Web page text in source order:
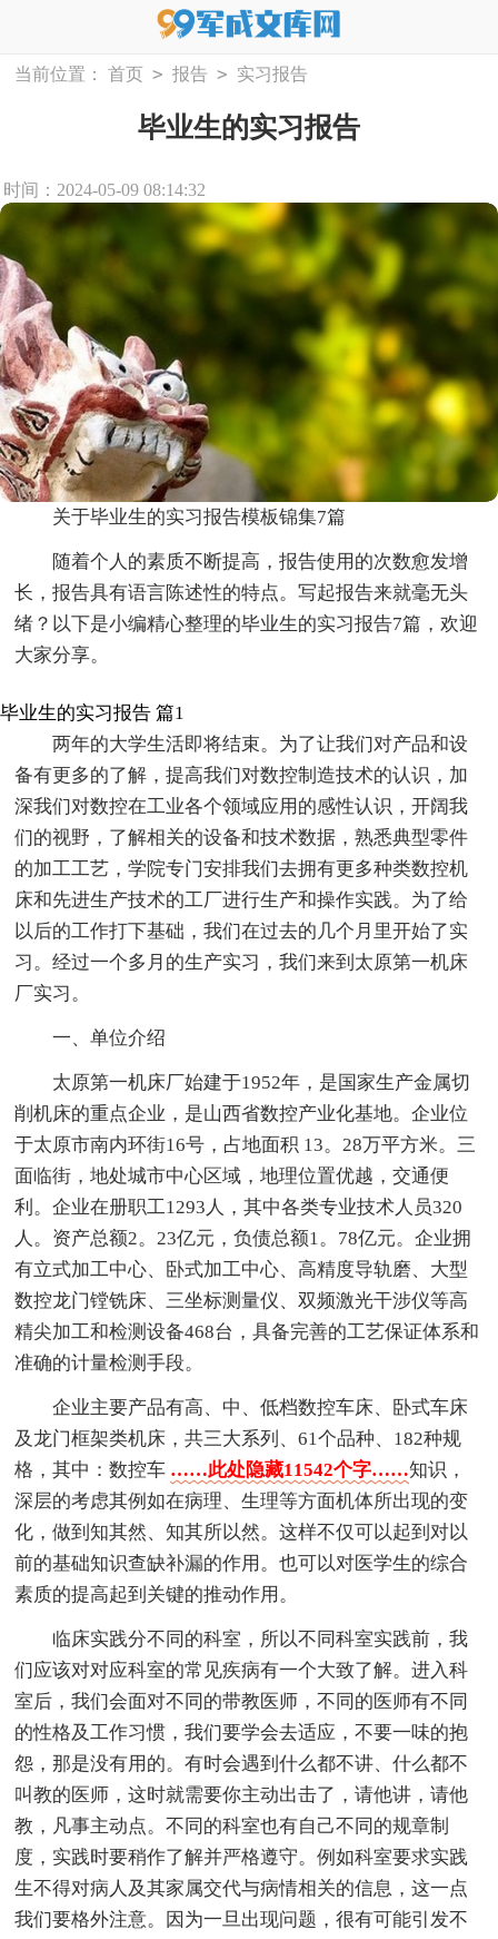
当前位置： 首页 > 报告 > 实习报告
毕业生的实习报告
时间：2024-05-09 08:14:32
关于毕业生的实习报告模板锦集7篇
随着个人的素质不断提高，报告使用的次数愈发增
长，报告具有语言陈述性的特点。写起报告来就毫无头
绪？以下是小编精心整理的毕业生的实习报告7篇，欢迎
大家分享。
毕业生的实习报告 篇1
两年的大学生活即将结束。为了让我们对产品和设
备有更多的了解，提高我们对数控制造技术的认识，加
深我们对数控在工业各个领域应用的感性认识，开阔我
们的视野，了解相关的设备和技术数据，熟悉典型零件
的加工工艺，学院专门安排我们去拥有更多种类数控机
床和先进生产技术的工厂进行生产和操作实践。为了给
以后的工作打下基础，我们在过去的几个月里开始了实
习。经过一个多月的生产实习，我们来到太原第一机床
厂实习。
一、单位介绍
太原第一机床厂始建于1952年，是国家生产金属切
削机床的重点企业，是山西省数控产业化基地。企业位
于太原市南内环街16号，占地面积 13。28万平方米。三
面临街，地处城市中心区域，地理位置优越，交通便
利。企业在册职工1293人，其中各类专业技术人员320
人。资产总额2。23亿元，负债总额1。78亿元。企业拥
有立式加工中心、卧式加工中心、高精度导轨磨、大型
数控龙门镗铣床、三坐标测量仪、双频激光干涉仪等高
精尖加工和检测设备468台，具备完善的工艺保证体系和
准确的计量检测手段。
企业主要产品有高、中、低档数控车床、卧式车床
及龙门框架类机床，共三大系列、61个品种、182种规
格，其中：数控车 ……此处隐藏11542个字……知识，
深层的考虑其例如在病理、生理等方面机体所出现的变
化，做到知其然、知其所以然。这样不仅可以起到对以
前的基础知识查缺补漏的作用。也可以对医学生的综合
素质的提高起到关键的推动作用。
临床实践分不同的科室，所以不同科室实践前，我
们应该对对应科室的常见疾病有一个大致了解。进入科
室后，我们会面对不同的带教医师，不同的医师有不同
的性格及工作习惯，我们要学会去适应，不要一味的抱
怨，那是没有用的。有时会遇到什么都不讲、什么都不
叫教的医师，这时就需要你主动出击了，请他讲，请他
教，凡事主动点。不同的科室也有自己不同的规章制
度，实践时要稍作了解并严格遵守。例如科室要求实践
生不得对病人及其家属交代与病情相关的信息，这一点
我们要格外注意。因为一旦出现问题，很有可能引发不